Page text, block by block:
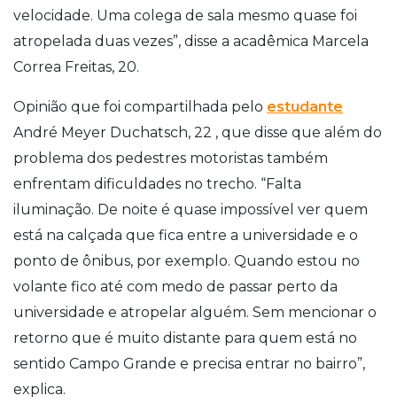
velocidade. Uma colega de sala mesmo quase foi
atropelada duas vezes”, disse a acadêmica Marcela
Correa Freitas, 20.
Opinião que foi compartilhada pelo estudante
André Meyer Duchatsch, 22 , que disse que além do
problema dos pedestres motoristas também
enfrentam dificuldades no trecho. “Falta
iluminação. De noite é quase impossível ver quem
está na calçada que fica entre a universidade e o
ponto de ônibus, por exemplo. Quando estou no
volante fico até com medo de passar perto da
universidade e atropelar alguém. Sem mencionar o
retorno que é muito distante para quem está no
sentido Campo Grande e precisa entrar no bairro”,
explica.